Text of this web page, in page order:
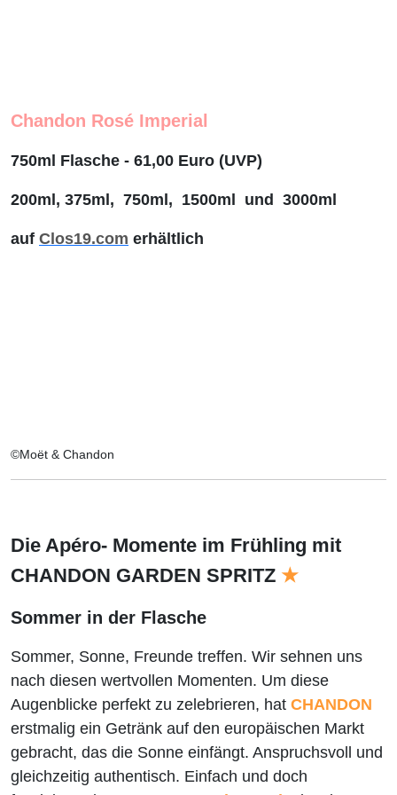
Chandon Rosé Imperial
750ml Flasche - 61,00 Euro (UVP)
200ml, 375ml, 750ml, 1500ml und 3000ml
auf Clos19.com erhältlich
©Moët & Chandon
Die Apéro- Momente im Frühling mit
CHANDON GARDEN SPRITZ ★
Sommer in der Flasche
Sommer, Sonne, Freunde treffen. Wir sehnen uns
nach diesen wertvollen Momenten. Um diese
Augenblicke perfekt zu zelebrieren, hat CHANDON
erstmalig ein Getränk auf den europäischen Markt
gebracht, das die Sonne einfängt. Anspruchsvoll und
gleichzeitig authentisch. Einfach und doch